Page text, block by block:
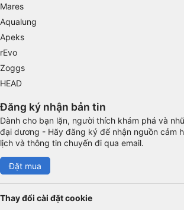
Mares
Aqualung
Apeks
rEvo
Zoggs
HEAD
Đăng ký nhận bản tin
Dành cho bạn lặn, người thích khám phá và
đại dương - Hãy đăng ký để nhận nguồn cảm
lịch và thông tin chuyến đi qua email.
Đặt mua
Thay đổi cài đặt cookie